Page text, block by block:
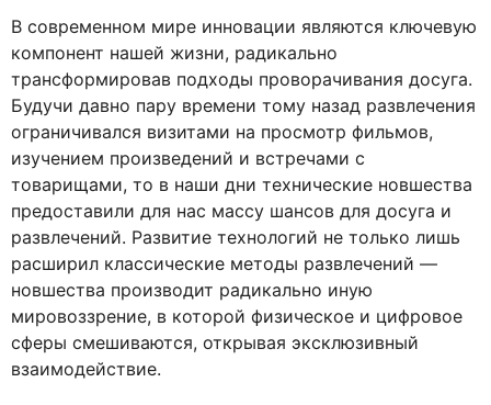
В современном мире инновации являются ключевую
компонент нашей жизни, радикально
трансформировав подходы проворачивания досуга.
Будучи давно пару времени тому назад развлечения
ограничивался визитами на просмотр фильмов,
изучением произведений и встречами с
товарищами, то в наши дни технические новшества
предоставили для нас массу шансов для досуга и
развлечений. Развитие технологий не только лишь
расширил классические методы развлечений —
новшества производит радикально иную
мировоззрение, в которой физическое и цифровое
сферы смешиваются, открывая эксклюзивный
взаимодействие.